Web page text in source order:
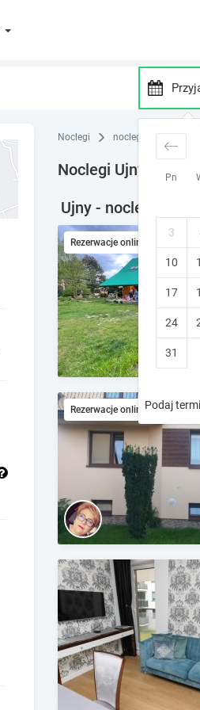
P
e
s
s
d
o
w
n
r
e
y
e
r
a
w
t
h
t
h
Pn
3
10
17
24
31
Podaj
Noclegi noclegi Kielecczyzna
Noclegi Ujny
Ujny - noclegi w
Rezerwacje online
Rezerwacje online